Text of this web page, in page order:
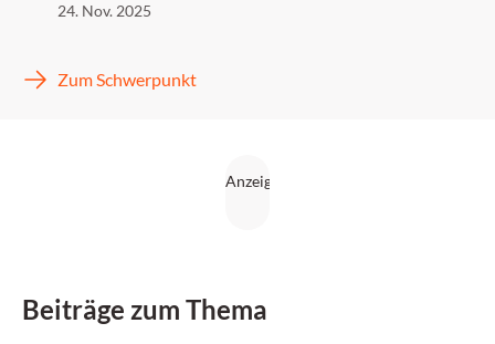
24. Nov. 2025
Zum Schwerpunkt
Beiträge zum Thema